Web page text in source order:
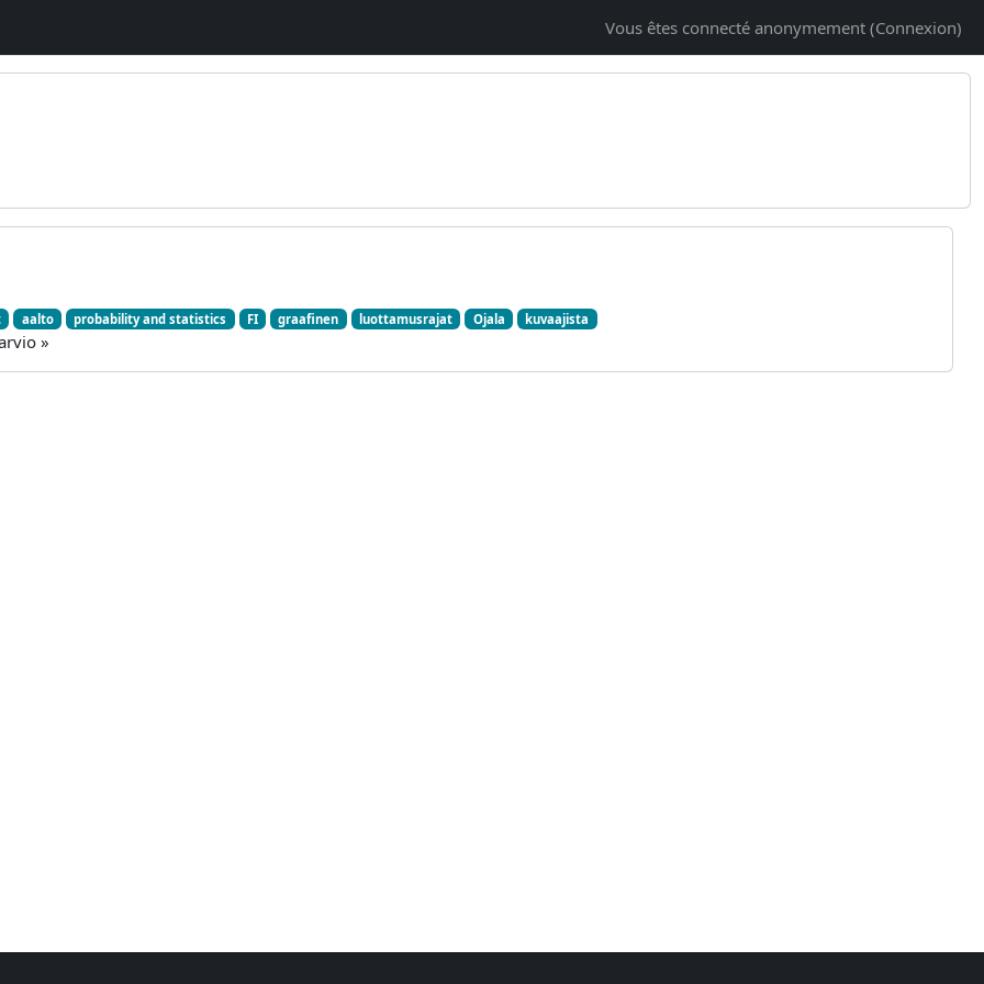
Vous êtes connecté anonymement (Connexion)
aalto probability and statistics FI graafinen luottamusrajat Ojala kuvaajista
»